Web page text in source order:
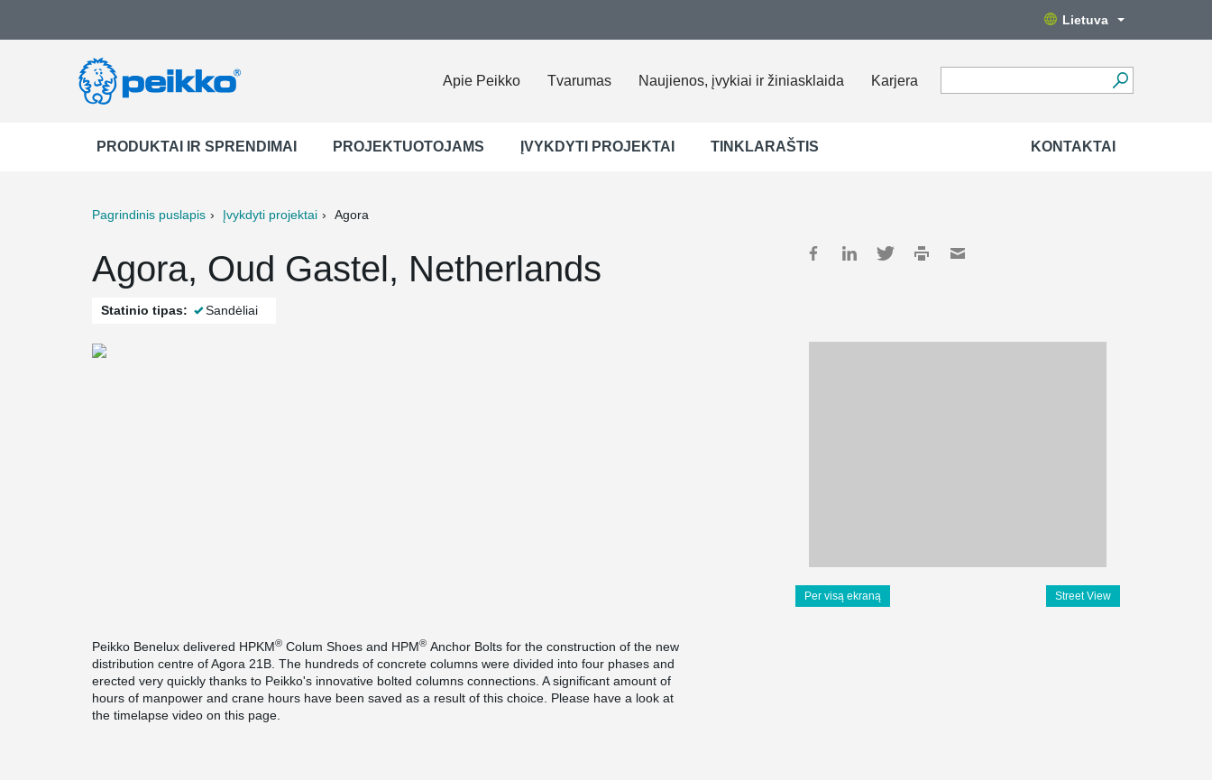
Lietuva
Apie Peikko Tvarumas Naujienos, įvykiai ir žiniasklaida Karjera
PRODUKTAI IR SPRENDIMAI PROJEKTUOTOJAMS ĮVYKDYTI PROJEKTAI TINKLARAŠTIS KONTAKTAI
Pagrindinis puslapis Įvykdyti projektai Agora
Agora, Oud Gastel, Netherlands
Statinio tipas: Sandėliai
Per visą ekraną Street View
Peikko Benelux delivered HPKM® Colum Shoes and HPM® Anchor Bolts for the construction of the new
distribution centre of Agora 21B. The hundreds of concrete columns were divided into four phases and
erected very quickly thanks to Peikko's innovative bolted columns connections. A significant amount of
hours of manpower and crane hours have been saved as a result of this choice. Please have a look at
the timelapse video on this page.